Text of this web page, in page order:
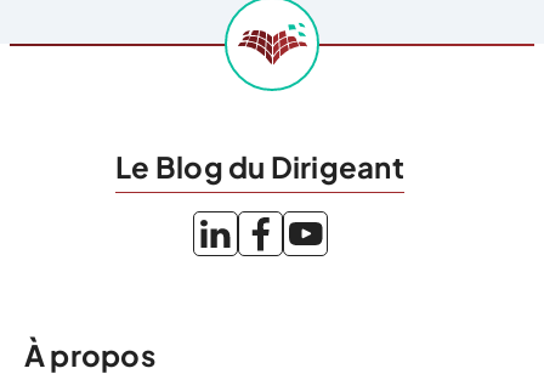
Le Blog du Dirigeant
À propos